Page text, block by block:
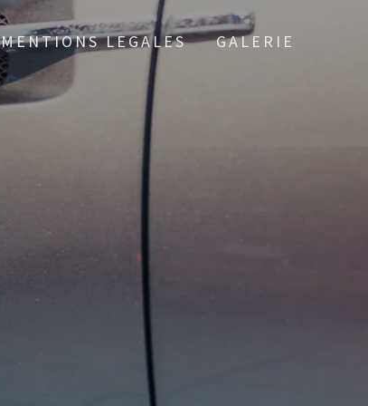
MENTIONS LEGALES GALERIE